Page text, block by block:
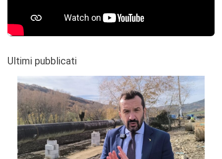
Ultimi pubblicati